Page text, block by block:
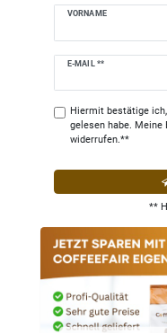
VORNAME
E-MAIL **
Newsletter
Hiermit bestätige
gelesen habe. Meine
widerrufen.**
**